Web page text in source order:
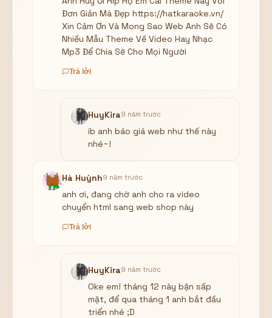
Đơn Giản Mà Đẹp https://hatkaraoke.vn/
Xin Cảm Ơn Và Mong Sao Web Anh Sẽ Có
Nhiều Mẫu Theme Về Video Hay Nhạc
Mp3 Để Chia Sẽ Cho Mọi Người
Trả lời
HuyKira9 năm trước
ib anh báo giá web như thế này
nhé~!
Hà Huỳnh9 năm trước
anh ơi, đang chờ anh cho ra video
chuyển html sang web shop này
Trả lời
HuyKira9 năm trước
Oke em! tháng 12 này bận sấp
mặt, để qua tháng 1 anh bắt đầu
triển nhé ;D